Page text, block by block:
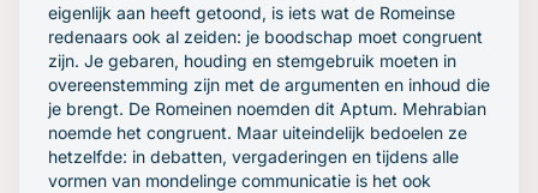
eigenlijk aan heeft getoond, is iets wat de Romeinse
redenaars ook al zeiden: je boodschap moet congruent
zijn. Je gebaren, houding en stemgebruik moeten in
overeenstemming zijn met de argumenten en inhoud die
je brengt. De Romeinen noemden dit Aptum. Mehrabian
noemde het congruent. Maar uiteindelijk bedoelen ze
hetzelfde: in debatten, vergaderingen en tijdens alle
vormen van mondelinge communicatie is het ook